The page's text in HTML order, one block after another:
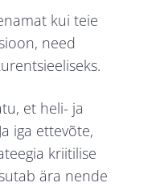
kui teie
need
et heli- ja
iga ettevõte,
kriitilise
ära nende